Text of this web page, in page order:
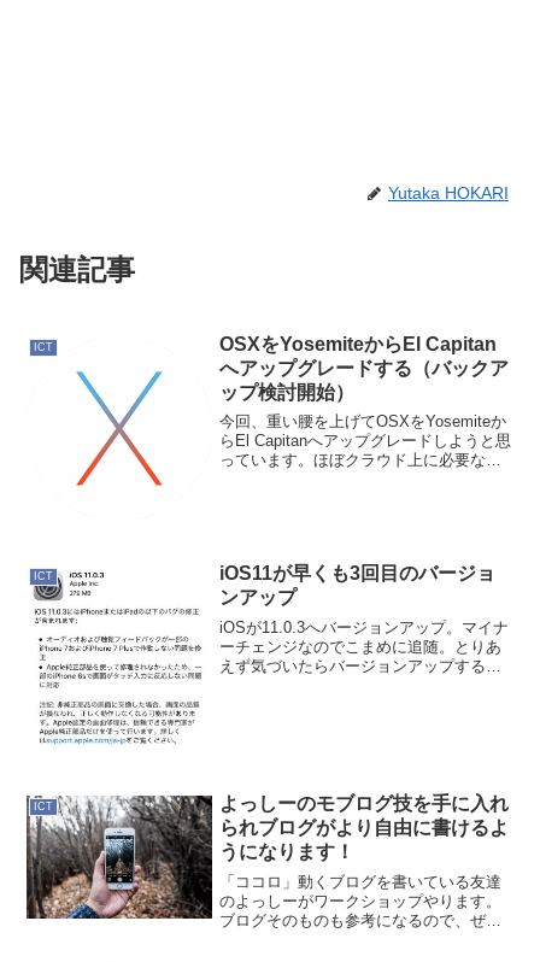
Yutaka HOKARI
関連記事
ICT
OSXをYosemiteからEl Capitan
へアップグレードする（バックア
ップ検討開始）
今回、重い腰を上げてOSXをYosemiteか
らEl Capitanへアップグレードしようと思
っています。ほぼクラウド上に必要なデ
ICT
iOS11が早くも3回目のバージョ
ンアップ
iOSが11.0.3へバージョンアップ。マイナ
ーチェンジなのでこまめに追随。とりあ
えず気づいたらバージョンアップする習
ICT
よっしーのモブログ技を手に入れ
られブログがより自由に書けるよ
うになります！
「ココロ」動くブログを書いている友達
のよっしーがワークショップやります。
ブログそのものも参考になるので、ぜひ